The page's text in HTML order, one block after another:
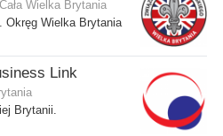
Wielka Brytania
Okręg Wielka Brytania
Link
Brytanii.